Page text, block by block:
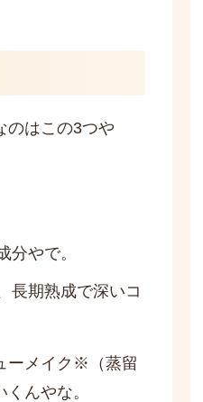
のはこの3つや
やで。
長期熟成で深いコ
ーメイク※（蒸留
んやな。